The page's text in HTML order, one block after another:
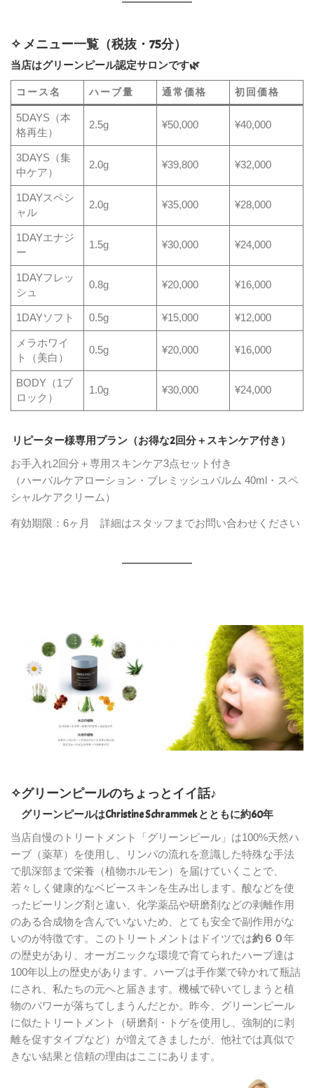
✧ メニュー一覧（税抜・75分）
当店はグリーンピール認定サロンです🌿
コース名 ハーブ量 通常価格 初回価格
5DAYS（本
格再生）
2.5g ¥50,000 ¥40,000
3DAYS（集
中ケア）
2.0g ¥39,800 ¥32,000
1DAYスペシ
ャル
2.0g ¥35,000 ¥28,000
1DAYエナジ
ー
1.5g ¥30,000 ¥24,000
1DAYフレッ
シュ
0.8g ¥20,000 ¥16,000
1DAYソフト 0.5g ¥15,000 ¥12,000
メラホワイ
ト（美白）
0.5g ¥20,000 ¥16,000
BODY（1ブ
ロック）
1.0g ¥30,000 ¥24,000
リピーター様専用プラン（お得な2回分＋スキンケア付き）
お手入れ2回分＋専用スキンケア3点セット付き
（ハーバルケアローション・ブレミッシュバルム 40ml・スペ
シャルケアクリーム）
有効期限：6ヶ月 詳細はスタッフまでお問い合わせください
✧グリーンピールのちょっとイイ話♪
グリーンピールはChristine Schrammek とともに約60年
当店自慢のトリートメント「グリーンピール」は100%天然ハ
ーブ（薬草）を使用し、リンパの流れを意識した特殊な手法
で肌深部まで栄養（植物ホルモン）を届けていくことで、
若々しく健康的なベビースキンを生み出します。酸などを使
ったピーリング剤と違い、化学薬品や研磨剤などの剥離作用
のある合成物を含んでいないため、とても安全で副作用がな
いのが特徴です。このトリートメントはドイツでは約６０年
の歴史があり、オーガニックな環境で育てられたハーブ達は
100年以上の歴史があります。ハーブは手作業で砕かれて瓶詰
にされ、私たちの元へと届きます。機械で砕いてしまうと植
物のパワーが落ちてしまうんだとか。昨今、グリーンピール
に似たトリートメント（研磨剤・トゲを使用し、強制的に剥
離を促すタイプなど）が増えてきましたが、他社では真似で
きない結果と信頼の理由はここにあります。